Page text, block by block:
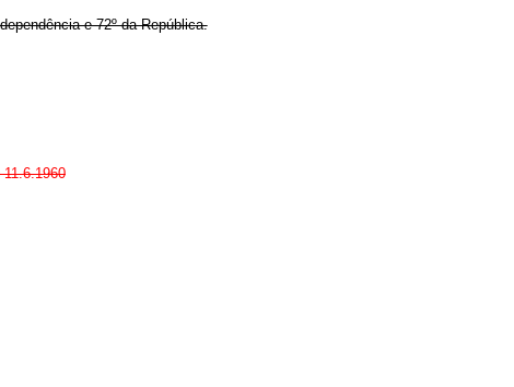
e 72º da República.